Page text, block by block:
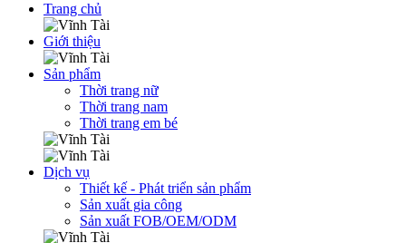
Trang chủ
Giới thiệu
Sản phẩm
Thời trang nữ
Thời trang nam
Thời trang em bé
Dịch vụ
Thiết kế - Phát triển sản phẩm
Sản xuất gia công
Sản xuất FOB/OEM/ODM